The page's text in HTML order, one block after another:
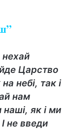
Царство
небі, так і
нам
наші, як і ми
не введи